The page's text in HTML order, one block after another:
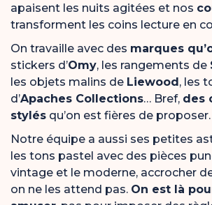
apaisent les nuits agitées et nos
transforment les coins lecture en
On travaille avec des marques
stickers d’Omy, les rangements de
les objets malins de Liewood, les
d’Apaches Collections… Bref, des
stylés qu’on est fières de proposer.
Notre équipe a aussi ses petites
les tons pastel avec des pièces
vintage et le moderne, accrocher
on ne les attend pas. On est là